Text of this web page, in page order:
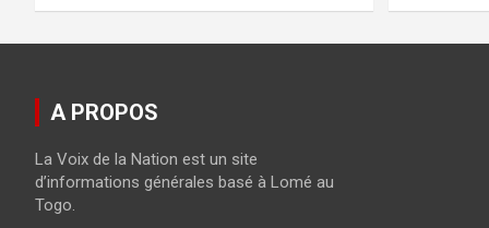
A PROPOS
La Voix de la Nation est un site
d’informations générales basé à Lomé au
Togo.